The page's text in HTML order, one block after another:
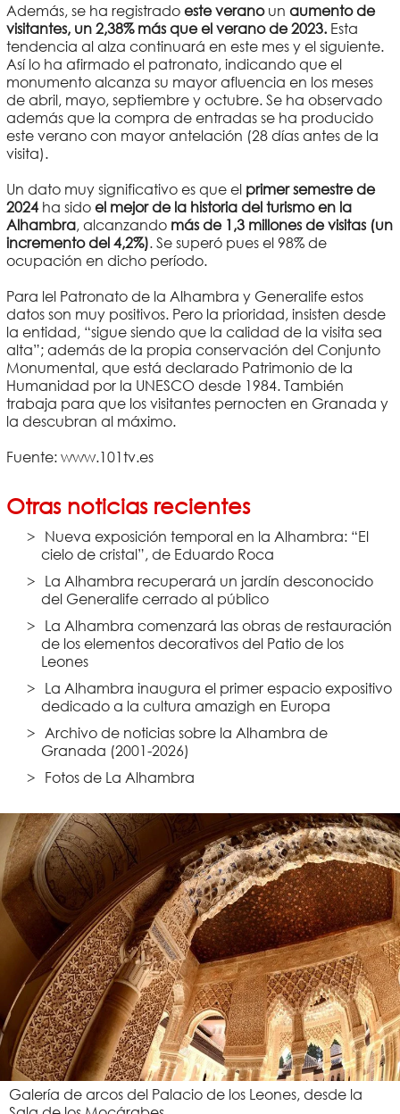
Además, se ha registrado este veranoun aumento de
visitantes, un 2,38% más que el verano de 2023. Esta
tendencia al alza continuará en este mes y el siguiente.
Así lo ha afirmado el patronato, indicando que el
monumento alcanza su mayor afluencia en los meses
de abril, mayo, septiembre y octubre. Se ha observado
además que la compra de entradas se ha producido
este verano con mayor antelación (28 días antes de la
visita).
Un dato muy significativo es que el primer semestre de
2024 ha sidoel mejor de la historia del turismo en la
Alhambra, alcanzando más de 1,3 millones de visitas (un
incremento del 4,2%). Se superó pues el 98% de
ocupación en dicho período.
Para lel Patronato de la Alhambra y Generalife estos
datos son muy positivos. Pero la prioridad, insisten desde
la entidad, “sigue siendo que la calidad de la visita sea
alta”; además de la propia conservación del Conjunto
Monumental, que está declarado Patrimonio de la
Humanidad por la UNESCO desde 1984. También
trabaja para que los visitantes pernocten en Granada y
la descubran al máximo.
Fuente: www.101tv.es
Otras noticias recientes
Nueva exposición temporal en la Alhambra: “El
cielo de cristal”, de Eduardo Roca
La Alhambra recuperará un jardín desconocido
del Generalife cerrado al público
La Alhambra comenzará las obras de restauración
de los elementos decorativos del Patio de los
Leones
La Alhambra inaugura el primer espacio expositivo
dedicado a la cultura amazigh en Europa
Archivo de noticias sobre la Alhambra de
Granada (2001-2026)
Fotos de La Alhambra
Galería de arcos del Palacio de los Leones, desde la